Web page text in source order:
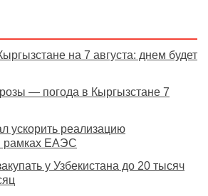
на 7 августа: днем будет
— погода в Кыргызстане 7
ускорить реализацию
рамках ЕАЭС
у Узбекистана до 20 тысяч